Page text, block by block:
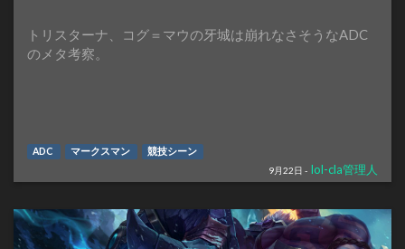
トリスターナ、コグ＝マウの牙城は崩れなさそうなADC
のメタ考察。
ADC マークスマン
競技シーン
9月22日 - lol-cla管理人